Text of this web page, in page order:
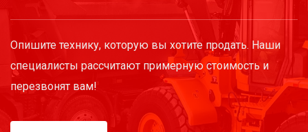
Опишите технику, которую вы хотите продать. Наши
специалисты рассчитают примерную стоимость и
перезвонят вам!